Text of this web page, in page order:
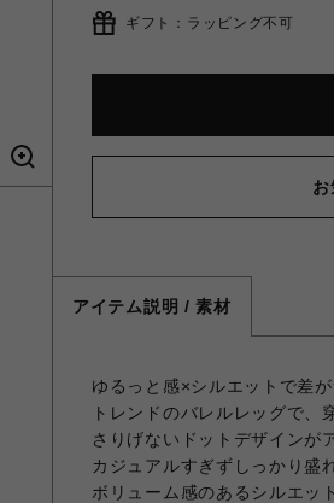
ドットバ
ギフト：ラッピング不可
アイテム説明 / 素材
ゆるっと感×シルエットで差
トレンドのバレルレッグで、
さりげないドットデザインが
カジュアルすぎずしっかり盛
ボリューム感のあるシルエッ